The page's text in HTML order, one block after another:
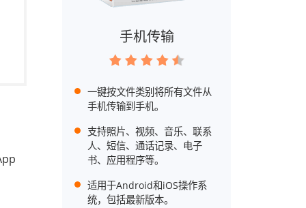
手机传输
一键按文件类别将所有文件从
手机传输到手机。
支持照片、视频、音乐、联系
人、短信、通话记录、电子
书、应用程序等。
适用于Android和iOS操作系
统，包括最新版本。